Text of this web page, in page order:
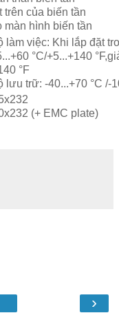
trên của biến tần
màn hình biến tần
làm việc: Khi lắp đặt
°C/+5...+140
°F
lưu trữ: -40...+70 °C /-
(+ EMC plate)
›